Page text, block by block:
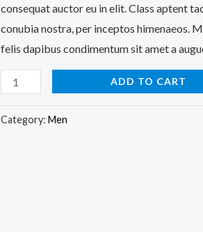
consequat auctor eu in elit. Class aptent
conubia nostra, per inceptos himenaeos.
felis dapibus condimentum sit amet a
ADD TO CART
Category: Men